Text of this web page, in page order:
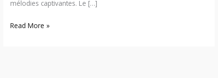
mélodies captivantes. Le […]
Read More »